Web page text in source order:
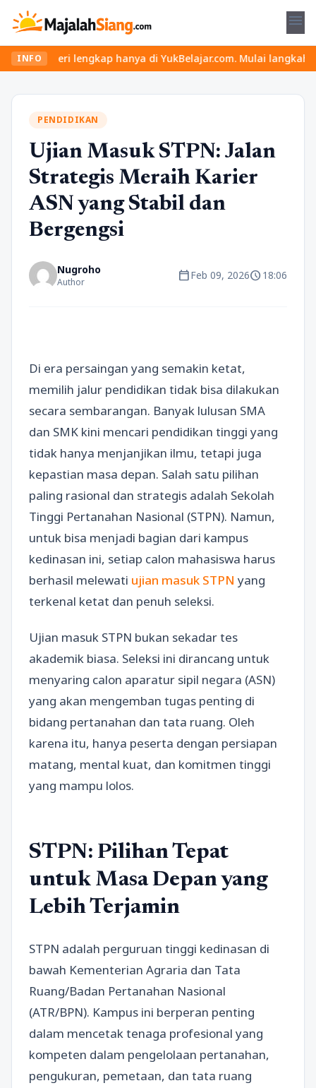
menu
INFO
lengkap hanya di YukBelajar.com. Mulai langkah
PENDIDIKAN
Ujian Masuk STPN: Jalan
Strategis Meraih Karier
ASN yang Stabil dan
Bergengsi
Nugroho
Author calendar_todayFeb 09, 2026schedule18:06
Di era persaingan yang semakin ketat,
memilih jalur pendidikan tidak bisa dilakukan
secara sembarangan. Banyak lulusan SMA
dan SMK kini mencari pendidikan tinggi yang
tidak hanya menjanjikan ilmu, tetapi juga
kepastian masa depan. Salah satu pilihan
paling rasional dan strategis adalah Sekolah
Tinggi Pertanahan Nasional (STPN). Namun,
untuk bisa menjadi bagian dari kampus
kedinasan ini, setiap calon mahasiswa harus
berhasil melewati ujian masuk STPN yang
terkenal ketat dan penuh seleksi.
Ujian masuk STPN bukan sekadar tes
akademik biasa. Seleksi ini dirancang untuk
menyaring calon aparatur sipil negara (ASN)
yang akan mengemban tugas penting di
bidang pertanahan dan tata ruang. Oleh
karena itu, hanya peserta dengan persiapan
matang, mental kuat, dan komitmen tinggi
yang mampu lolos.
STPN: Pilihan Tepat
untuk Masa Depan yang
Lebih Terjamin
STPN adalah perguruan tinggi kedinasan di
bawah Kementerian Agraria dan Tata
Ruang/Badan Pertanahan Nasional
(ATR/BPN). Kampus ini berperan penting
dalam mencetak tenaga profesional yang
kompeten dalam pengelolaan pertanahan,
pengukuran, pemetaan, dan tata ruang